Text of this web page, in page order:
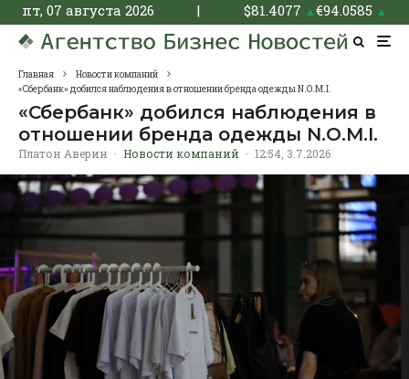
пт, 07 августа 2026 | $81.4077 ▲€94.0585 ▲
Главная
Новости компаний
«Сбербанк» добился наблюдения в отношении бренда одежды N.O.M.I.
«Сбербанк» добился наблюдения в
отношении бренда одежды N.O.M.I.
Платон Аверин · Новости компаний · 12:54, 3.7.2026